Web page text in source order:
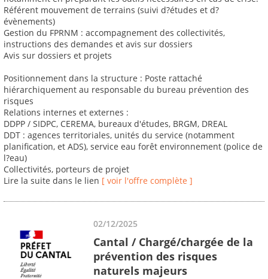
Référent mouvement de terrains (suivi d?études et d?
évènements)
Gestion du FPRNM : accompagnement des collectivités,
instructions des demandes et avis sur dossiers
Avis sur dossiers et projets
Positionnement dans la structure : Poste rattaché
hiérarchiquement au responsable du bureau prévention des
risques
Relations internes et externes :
DDPP / SIDPC, CEREMA, bureaux d'études, BRGM, DREAL
DDT : agences territoriales, unités du service (notamment
planification, et ADS), service eau forêt environnement (police de
l?eau)
Collectivités, porteurs de projet
Lire la suite dans le lien [ voir l'offre complète ]
02/12/2025
Cantal / Chargé/chargée de la
prévention des risques
naturels majeurs